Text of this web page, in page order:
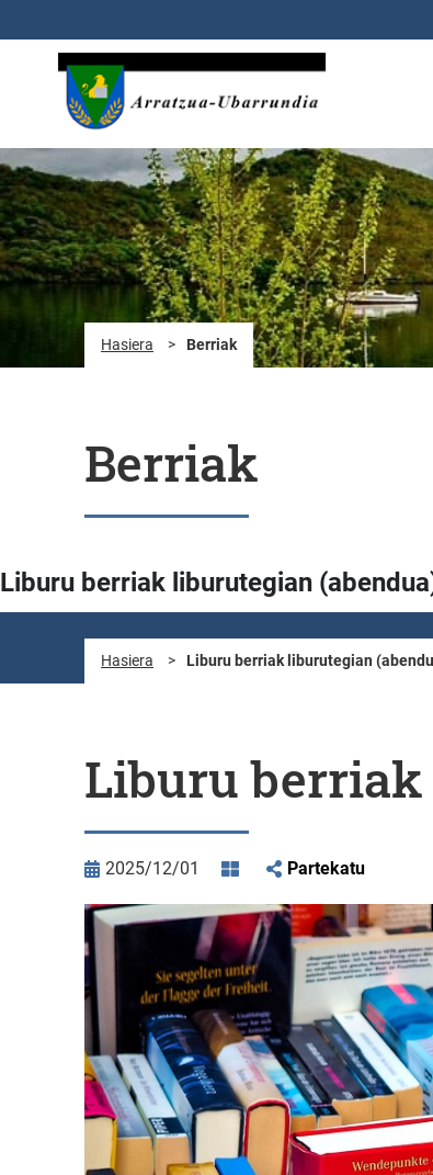
Hasiera > Berriak
Berriak
Liburu berriak liburutegian
Hasiera > Liburu berriak liburutegian
Liburu
2025/12/01 Partekatu